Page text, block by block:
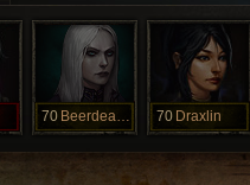
70 Beerdeadclam 70 Draxlin